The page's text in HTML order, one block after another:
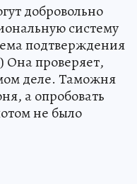
добровольно
систему
подтверждения
Она проверяет,
деле. Таможня
а опробовать
не было